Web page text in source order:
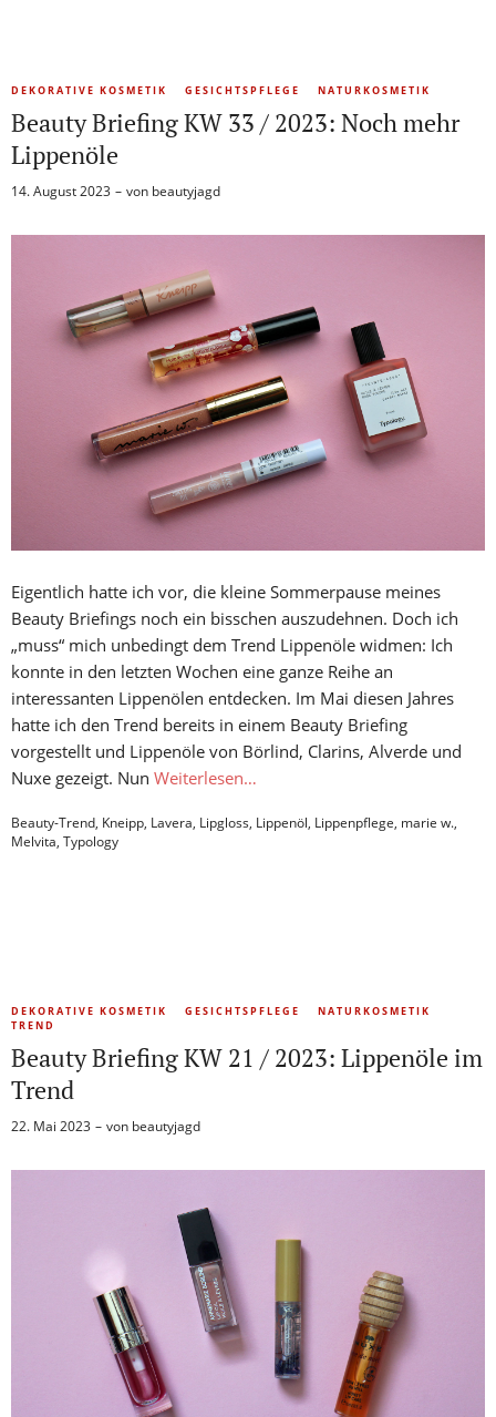
DEKORATIVE KOSMETIK GESICHTSPFLEGE NATURKOSMETIK
Beauty Briefing KW 33 / 2023: Noch mehr
Lippenöle
14. August 2023 von beautyjagd
Eigentlich hatte ich vor, die kleine Sommerpause meines
Beauty Briefings noch ein bisschen auszudehnen. Doch ich
„muss“ mich unbedingt dem Trend Lippenöle widmen: Ich
konnte in den letzten Wochen eine ganze Reihe an
interessanten Lippenölen entdecken. Im Mai diesen Jahres
hatte ich den Trend bereits in einem Beauty Briefing
vorgestellt und Lippenöle von Börlind, Clarins, Alverde und
Nuxe gezeigt. Nun Weiterlesen…
Beauty-Trend, Kneipp, Lavera, Lipgloss, Lippenöl, Lippenpflege, marie w.,
Melvita, Typology
DEKORATIVE KOSMETIK GESICHTSPFLEGE
NATURKOSMETIK
TREND
Beauty Briefing KW 21 / 2023: Lippenöle im
Trend
22. Mai 2023 von beautyjagd